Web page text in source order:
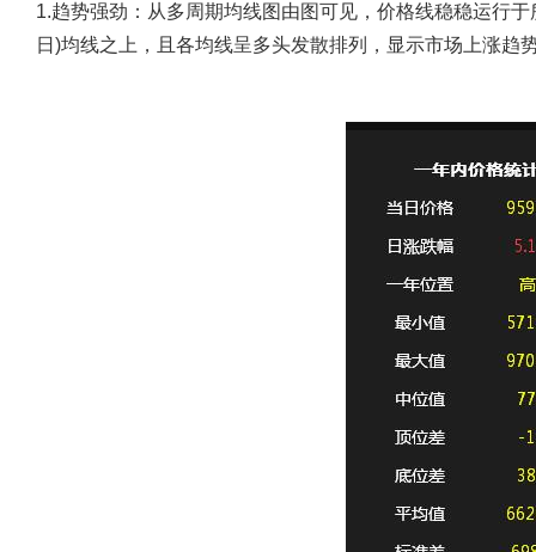
1.趋势强劲： 从多周期均线图由图可见，价格线稳稳运行
日)均线之上，且各均线呈多头发散排列，显示市场上涨趋